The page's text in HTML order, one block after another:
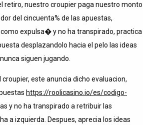
retiro, nuestro croupier paga nuestro monto
del cincuenta% de las apuestas,
expulsa� y no ha transpirado, practica
desplazandolo hacia el pelo las ideas
siguen jugando.
este anuncia dicho evaluacion,
https://roolicasino.io/es/codigo-
y no ha transpirado a retribuir las
a izquierda. Despues, aprecia los ideas